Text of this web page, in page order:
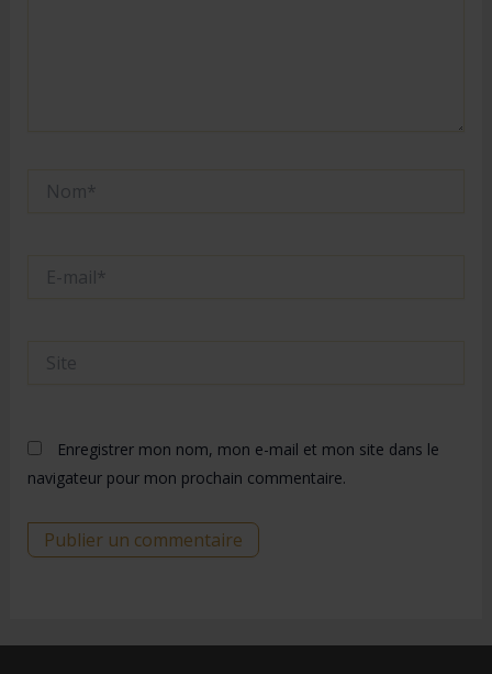
mail*
Enregistrer mon nom, mon e-mail et mon site dans le
navigateur pour mon prochain commentaire.